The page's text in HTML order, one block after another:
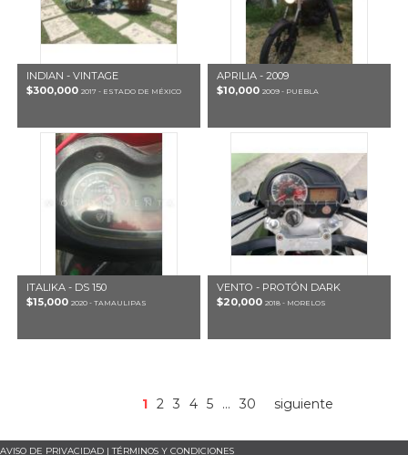
INDIAN - VINTAGE
$300,000 2017 - ESTADO DE MÉXICO
APRILIA - 2009
$10,000 2009 - PUEBLA
ITALIKA - DS 150
$15,000 2020 - TAMAULIPAS
VENTO - PROTÓN DARK
$20,000 2018 - MORELOS
1 2 3 4 5 ... 30 siguiente
AVISO DE PRIVACIDAD |TÉRMINOS Y CONDICIONES